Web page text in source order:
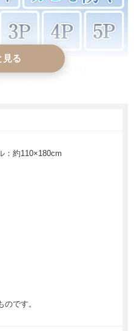
見る
：約110×180cm
です。